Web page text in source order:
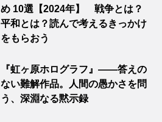
め 10選【2024年】 戦争とは？
平和とは？読んで考えるきっかけ
をもらおう
『虹ヶ原ホログラフ』——答えの
ない難解作品。人間の愚かさを問
う、深淵なる黙示録